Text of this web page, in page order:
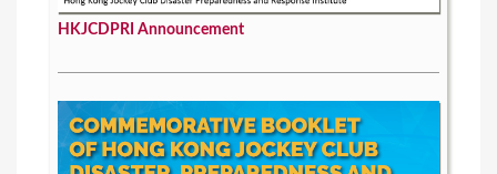
HKJCDPRI Announcement